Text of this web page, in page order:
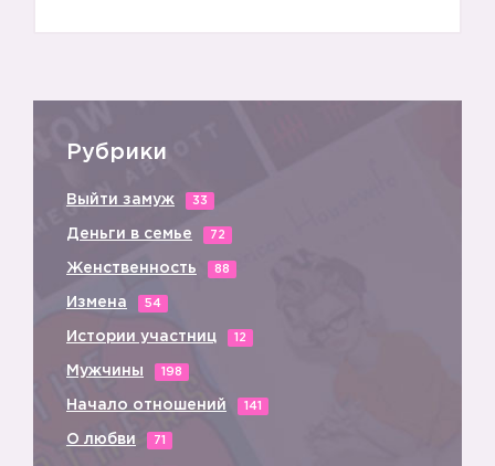
Рубрики
Выйти замуж 33
Деньги в семье 72
Женственность 88
Измена 54
Истории участниц 12
Мужчины 198
Начало отношений 141
О любви 71